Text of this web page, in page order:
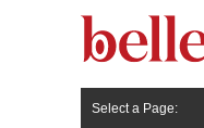
Select a Page: